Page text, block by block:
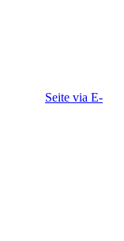
Seite via E-